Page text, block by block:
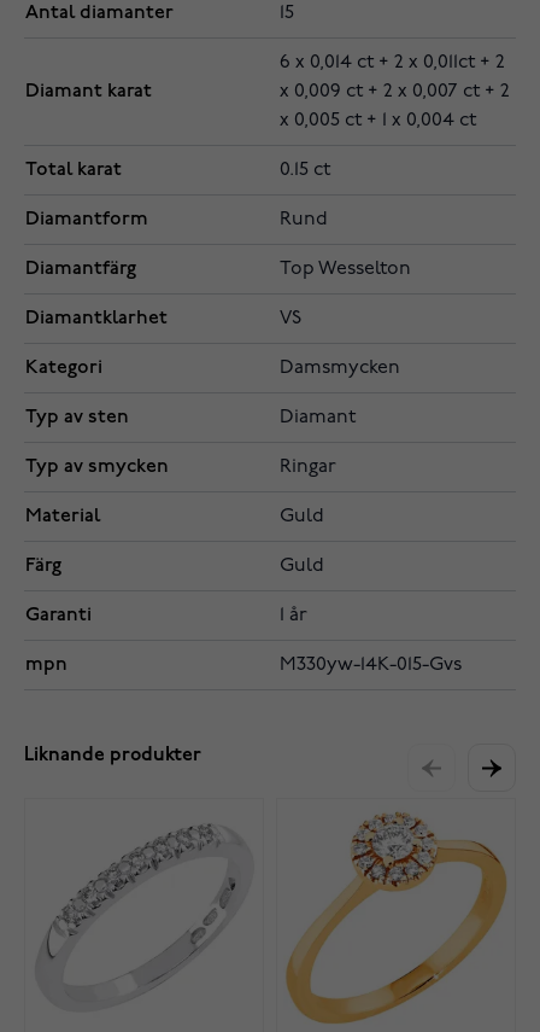
Antal diamanter 15
Diamant karat
6 x 0,014 ct + 2 x 0,011ct + 2
x 0,009 ct + 2 x 0,007 ct + 2
x 0,005 ct + 1 x 0,004 ct
Total karat 0.15 ct
Diamantform Rund
Diamantfärg Top Wesselton
Diamantklarhet VS
Kategori Damsmycken
Typ av sten Diamant
Typ av smycken Ringar
Material Guld
Färg Guld
Garanti 1 år
mpn M330yw-14K-015-Gvs
Liknande produkter